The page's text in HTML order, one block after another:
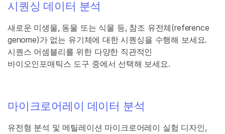
시퀀싱 데이터 분석
새로운 미생물, 동물 또는 식물 등, 참조 유전체(reference
genome)가 없는 유기체에 대한 시퀀싱을 수행해 보세요.
시퀀스 어셈블리를 위한 다양한 직관적인
바이오인포매틱스 도구 중에서 선택해 보세요.
마이크로어레이 데이터 분석
유전형 분석 및 메틸레이션 마이크로어레이 실험 디자인,